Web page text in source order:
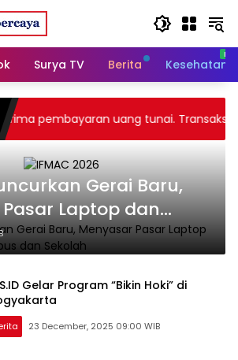
Surya TV Berita Kesehatan
pembayaran uang tunai. Transaksi
Gerai Baru,
Laptop dan
di Kampus dan Sekolah
Gelar Program “Bikin Hoki” di
23 December, 2025 09:00 WIB